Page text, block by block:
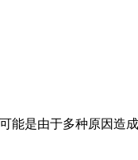
能是由于多种原因造